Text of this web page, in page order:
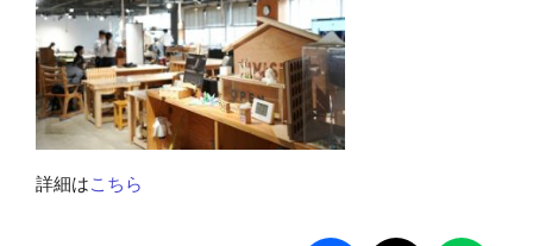
詳細はこちら